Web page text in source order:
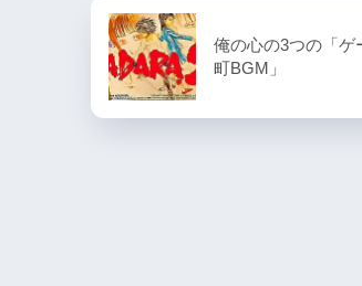
俺の心の3つの「ゲ
町BGM」